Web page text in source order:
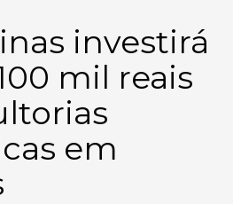
investirá
mil reais
em